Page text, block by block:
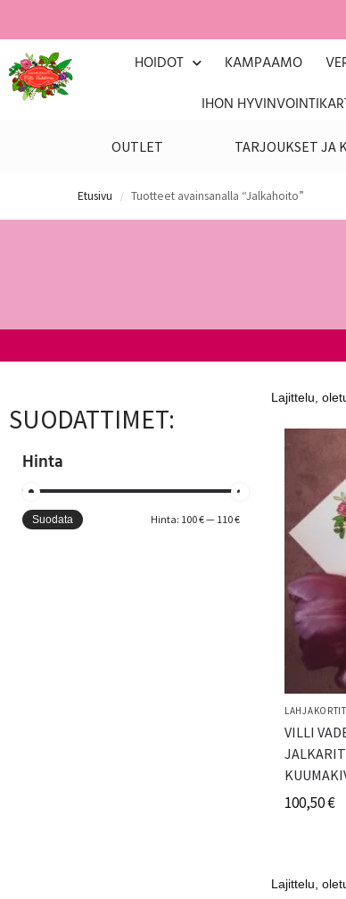
HOIDOT KAMPAAMO
IHON
OUTLET TARJOUKSET JA
Etusivu / Tuotteet avainsanalla “Jalkahoito”
SUODATTIMET:
Hinta
Suodata Hinta: 100 €— 110 €
LAHJAKORTIT
VILLI
100,50€